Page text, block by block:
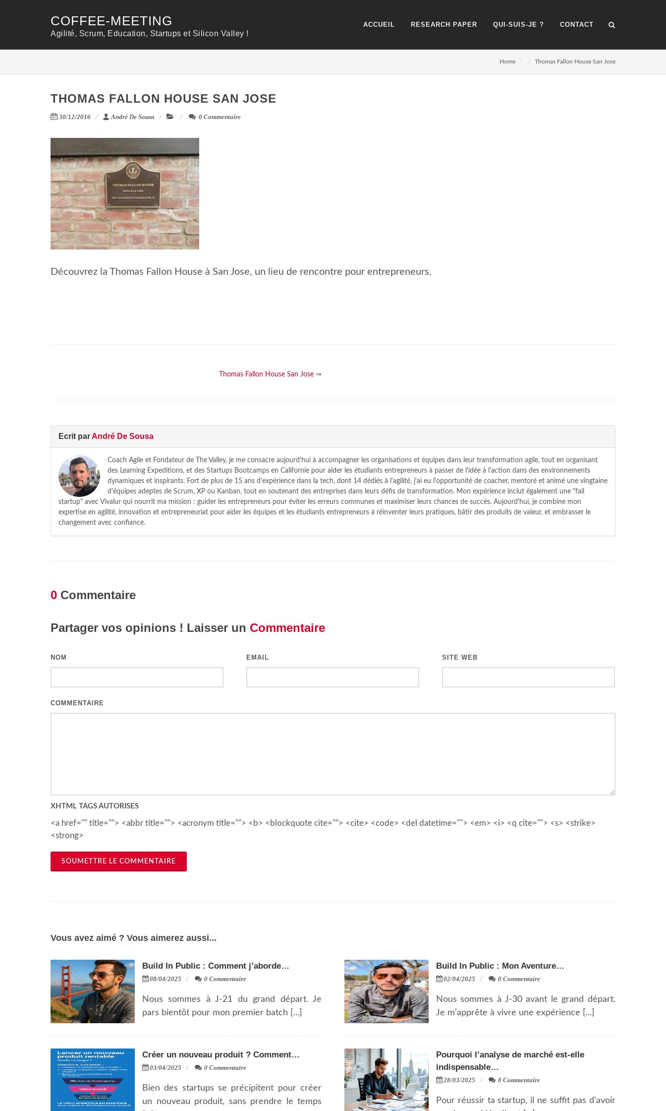
COFFEE-MEETING
Agilité, Scrum, Education, Startups et Silicon Valley !
ACCUEIL RESEARCH PAPER QUI-SUIS-JE ? CONTACT
Home Thomas Fallon House San Jose
THOMAS FALLON HOUSE SAN JOSE
30/12/2016 André De Sousa 0 Commentaire
Découvrez la Thomas Fallon House à San Jose, un lieu de rencontre pour entrepreneurs.
Thomas Fallon House San Jose ⇒
Ecrit parAndré De Sousa
Coach Agile et Fondateur de The Valley, je me consacre aujourd'hui à accompagner les organisations et équipes dans leur transformation agile, tout en organisant
des Learning Expeditions, et des Startups Bootcamps en Californie pour aider les étudiants entrepreneurs à passer de l'idée à l'action dans des environnements
dynamiques et inspirants. Fort de plus de 15 ans d'expérience dans la tech, dont 14 dédiés à l'agilité, j'ai eu l'opportunité de coacher, mentoré et animé une vingtaine
d'équipes adeptes de Scrum, XP ou Kanban, tout en soutenant des entreprises dans leurs défis de transformation. Mon expérience inclut également une "fail
startup" avec Vivalur qui nourrit ma mission : guider les entrepreneurs pour éviter les erreurs communes et maximiser leurs chances de succès. Aujourd'hui, je combine mon
expertise en agilité, innovation et entrepreneuriat pour aider les équipes et les étudiants entrepreneurs à réinventer leurs pratiques, bâtir des produits de valeur, et embrasser le
changement avec confiance.
0 Commentaire
Partager vos opinions ! Laisser un Commentaire
NOM EMAIL SITE WEB
COMMENTAIRE
XHTML TAGS AUTORISES
<a href="" title=""> <abbr title=""> <acronym title=""> <b> <blockquote cite=""> <cite> <code> <del datetime=""> <em> <i> <q cite=""> <s> <strike>
<strong>
SOUMETTRE LE COMMENTAIRE
Vous avez aimé ? Vous aimerez aussi...
Build In Public : Comment j’aborde…
08/04/2025 0 Commentaire
Nous sommes à J-21 du grand départ. Je
pars bientôt pour mon premier batch [...]
Créer un nouveau produit ? Comment…
03/04/2025 0 Commentaire
Bien des startups se précipitent pour créer
un nouveau produit, sans prendre le temps
Build In Public : Mon Aventure…
02/04/2025 0 Commentaire
Nous sommes à J-30 avant le grand départ.
Je m’apprête à vivre une expérience [...]
Pourquoi l’analyse de marché est-elle
indispensable…
28/03/2025 0 Commentaire
Pour réussir ta startup, il ne suffit pas d’avoir